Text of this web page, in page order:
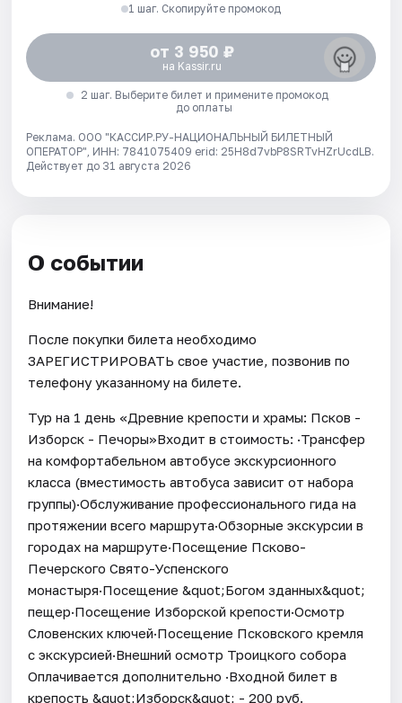
1 шаг. Скопируйте промокод
от 3 950 ₽
на Kassir.ru
2 шаг. Выберите билет и примените промокод
до оплаты
Реклама. ООО "КАССИР.РУ-НАЦИОНАЛЬНЫЙ БИЛЕТНЫЙ
ОПЕРАТОР", ИНН: 7841075409 erid: 25H8d7vbP8SRTvHZrUcdLB.
Действует до 31 августа 2026
О событии
Внимание!
После покупки билета необходимо
ЗАРЕГИСТРИРОВАТЬ свое участие, позвонив по
телефону указанному на билете.
Тур на 1 день «Древние крепости и храмы: Псков -
Изборск - Печоры»Входит в стоимость: ·Трансфер
на комфортабельном автобусе экскурсионного
класса (вместимость автобуса зависит от набора
группы)·Обслуживание профессионального гида на
протяжении всего маршрута·Обзорные экскурсии в
городах на маршруте·Посещение Псково-
Печерского Свято-Успенского
монастыря·Посещение &quot;Богом зданных&quot;
пещер·Посещение Изборской крепости·Осмотр
Словенских ключей·Посещение Псковского кремля
с экскурсией·Внешний осмотр Троицкого собора
Оплачивается дополнительно ·Входной билет в
крепость &quot;Изборск&quot; - 200 руб.